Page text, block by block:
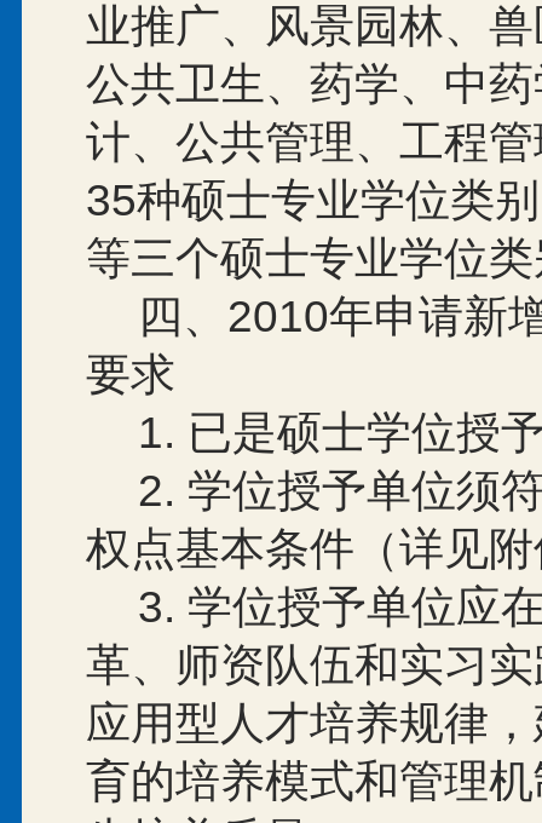
业推广、风景园林、
公共卫生、药学、中
计、公共管理、工程
35种硕士专业学位类
等三个硕士专业学位
四、 2010年申请新
要求
1. 已是硕士学位授
2. 学位授予单位须
权点基本条件（详见
3. 学位授予单位应
革、师资队伍和实习
应用型人才培养规律
育的培养模式和管理